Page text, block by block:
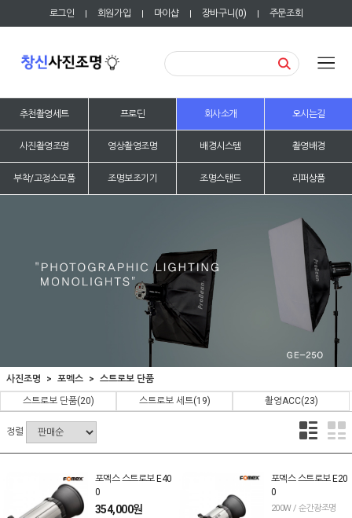
로그인 | 회원가입 | 마이샵 | 장바구니(0) | 주문조회
추천촬영세트 프로딘 회사소개 오시는길
사진촬영조명 영상촬영조명 배경시스템 촬영배경
부착/고정소모품 조명보조기기 조명스탠드 리퍼상품
사진조명 포멕스
스트로보 단품
스트로보 단품(20) 스트로보 세트(19) 촬영ACC(23)
정렬
포멕스 스트로보 E40
0
354,000원
포멕스 스트로보 E20
0
200W / 순간광조명